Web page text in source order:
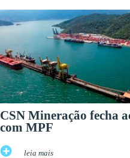
CSN Mineração fecha
com MPF
leia mais